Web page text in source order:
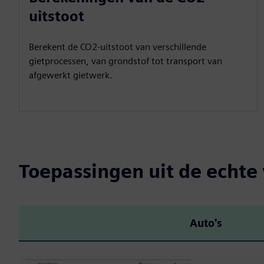
uitstoot
Berekent de CO2-uitstoot van verschillende
gietprocessen, van grondstof tot transport van
afgewerkt gietwerk.
Toepassingen uit de
Auto's